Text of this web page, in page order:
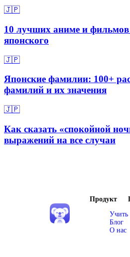
🇯🇵
10 лучших аниме и фильмов
японского
🇯🇵
Японские фамилии: 100+
фамилий и их значения
🇯🇵
Как сказать «спокойной
выражений на все случаи
Продукт
Учить
Блог
О нас